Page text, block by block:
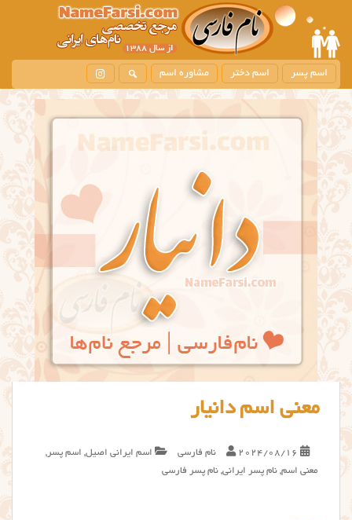
m
i
c
n
t
اسم پسر اسم دختر مشاوره اسم
معنی اسم دانیار
2024/08/16 نام فارسی اسم ایرانی اصیل, اسم پسر ,
معنی اسم, نام پسر ایرانی, نام پسر فارسی